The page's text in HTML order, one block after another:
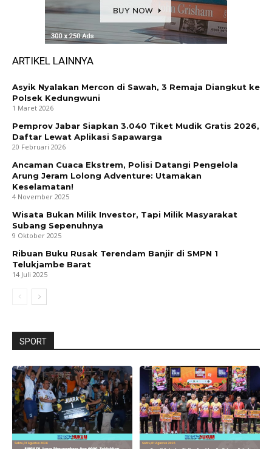
ARTIKEL LAINNYA
Asyik Nyalakan Mercon di Sawah, 3 Remaja Diangkut ke
Polsek Kedungwuni
1 Maret 2026
Pemprov Jabar Siapkan 3.040 Tiket Mudik Gratis 2026,
Daftar Lewat Aplikasi Sapawarga
20 Februari 2026
Ancaman Cuaca Ekstrem, Polisi Datangi Pengelola
Arung Jeram Lolong Adventure: Utamakan
Keselamatan!
4 November 2025
Wisata Bukan Milik Investor, Tapi Milik Masyarakat
Subang Sepenuhnya
9 Oktober 2025
Ribuan Buku Rusak Terendam Banjir di SMPN 1
Telukjambe Barat
14 Juli 2025
SPORT